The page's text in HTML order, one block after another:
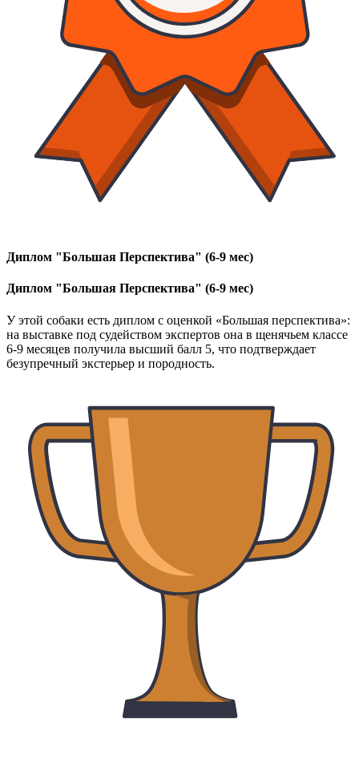
Диплом "Большая Перспектива" (6-9 мес)
Диплом "Большая Перспектива" (6-9 мес)
У этой собаки есть диплом с оценкой «Большая перспектива»:
на выставке под судейством экспертов она в щенячьем классе
6-9 месяцев получила высший балл 5, что подтверждает
безупречный экстерьер и породность.